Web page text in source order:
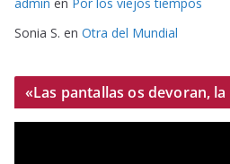
Sonia S. en Otra del Mundial
«Las pantallas os devoran,